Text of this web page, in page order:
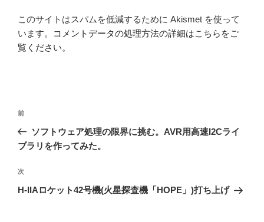
このサイトはスパムを低減するために Akismet を使って
います。
コメントデータの処理方法の詳細はこちらをご
覧ください。
投
ナ
ゲ
ー
前
の
投
前
ソフトウェア処理の限界に挑む。AVR用高速I2Cライ
ブラリを作ってみた。
次
の
次
H-IIAロケット42号機(火星探査機「HOPE」)打ち上げ